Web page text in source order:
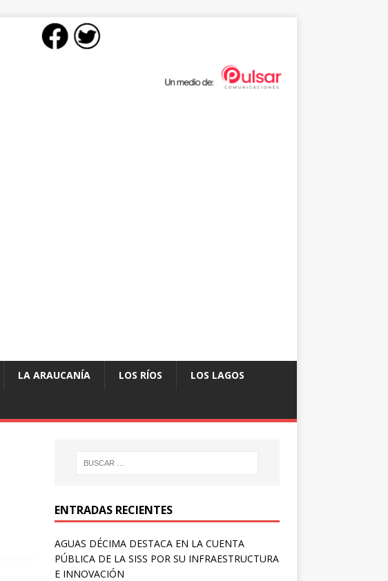
LA ARAUCANÍA LOS RÍOS LOS LAGOS
ENTRADAS RECIENTES
AGUAS DÉCIMA DESTACA EN LA CUENTA
PÚBLICA DE LA SISS POR SU INFRAESTRUCTURA
E INNOVACIÓN